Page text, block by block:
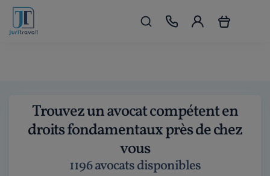
Trouvez un avocat compétent en
droits fondamentaux près de chez
vous
1196 avocats disponibles